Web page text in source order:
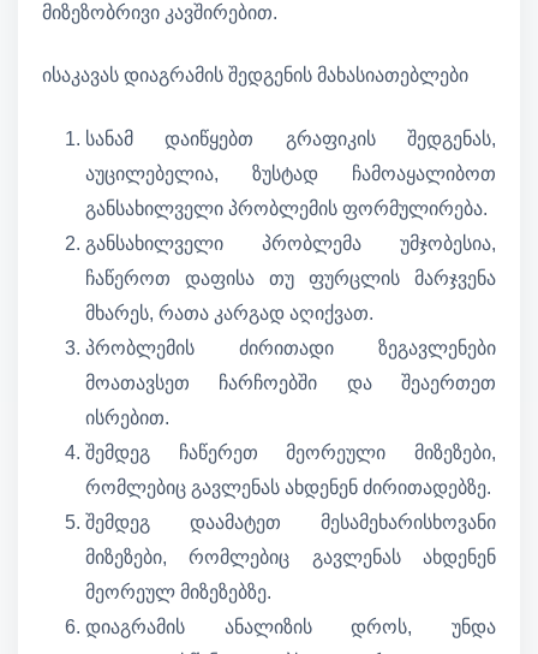
მიზეზობრივი კავშირებით.
ისაკავას დიაგრამის შედგენის მახასიათებლები
სანამ დაიწყებთ გრაფიკის შედგენას,
აუცილებელია, ზუსტად ჩამოაყალიბოთ
განსახილველი პრობლემის ფორმულირება.
განსახილველი პრობლემა უმჯობესია,
ჩაწეროთ დაფისა თუ ფურცლის მარჯვენა
მხარეს, რათა კარგად აღიქვათ.
პრობლემის ძირითადი ზეგავლენები
მოათავსეთ ჩარჩოებში და შეაერთეთ
ისრებით.
შემდეგ ჩაწერეთ მეორეული მიზეზები,
რომლებიც გავლენას ახდენენ ძირითადებზე.
შემდეგ დაამატეთ მესამეხარისხოვანი
მიზეზები, რომლებიც გავლენას ახდენენ
მეორეულ მიზეზებზე.
დიაგრამის ანალიზის დროს, უნდა